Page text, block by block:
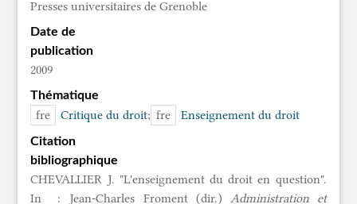
Presses universitaires de Grenoble
Date de
publication
2009
Thématique
fre Critique du droit fre Enseignement du droit
Citation
bibliographique
CHEVALLIER J. "L'enseignement du droit en question".
In : Jean-Charles Froment (dir.)
Administration et